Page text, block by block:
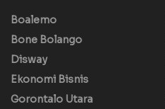
Boalemo
Bone Bolango
Disway
Ekonomi Bisnis
Gorontalo Utara